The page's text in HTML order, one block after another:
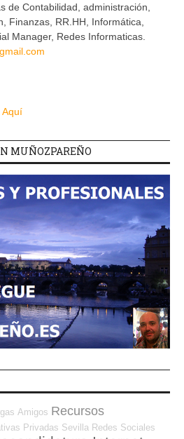
de Contabilidad, administración,
Finanzas, RR.HH, Informática,
Manager, Redes Informaticas.
Aquí
MUÑOZPAREÑO
Amigos Recursos
Privadas Sevilla Redes Sociales